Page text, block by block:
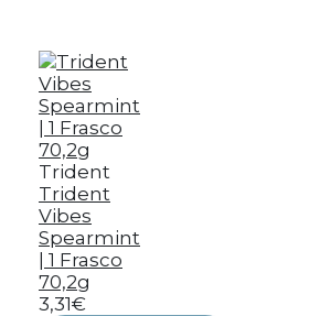
Trident
Trident
Vibes
Spearmint
| 1 Frasco
70,2g
3,31€